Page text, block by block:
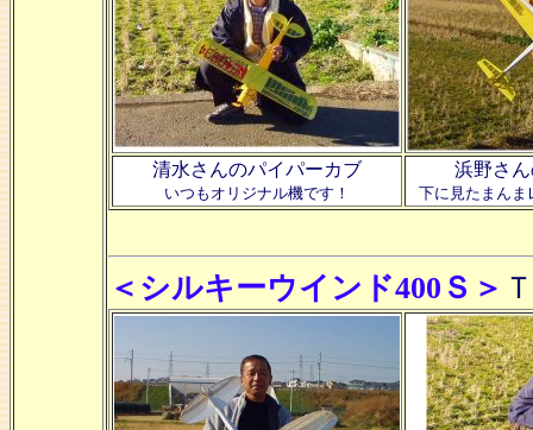
清水さんのパイパーカブ
いつもオリジナル機です！
浜野さ
下に見たまんま
＜シルキーウインド400Ｓ＞